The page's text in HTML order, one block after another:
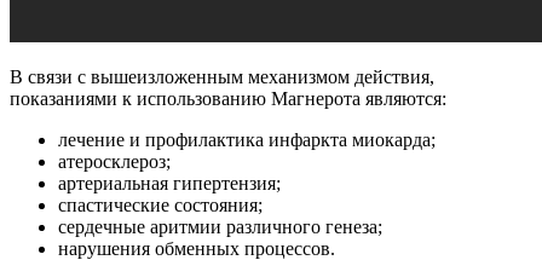
В связи с вышеизложенным механизмом действия,
показаниями к использованию Магнерота являются:
лечение и профилактика инфаркта миокарда;
атеросклероз;
артериальная гипертензия;
спастические состояния;
сердечные аритмии различного генеза;
нарушения обменных процессов.